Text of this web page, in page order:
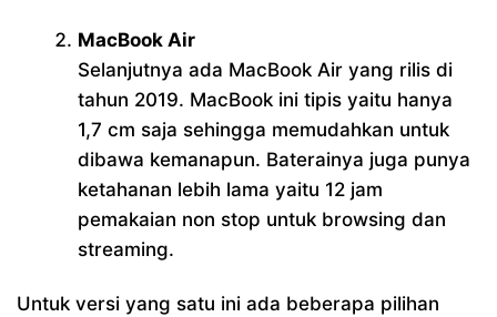
MacBook Air
Selanjutnya ada MacBook Air yang rilis di
tahun 2019. MacBook ini tipis yaitu hanya
1,7 cm saja sehingga memudahkan untuk
dibawa kemanapun. Baterainya juga punya
ketahanan lebih lama yaitu 12 jam
pemakaian non stop untuk browsing dan
streaming.
Untuk versi yang satu ini ada beberapa pilihan